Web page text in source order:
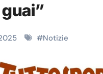
#Notizie